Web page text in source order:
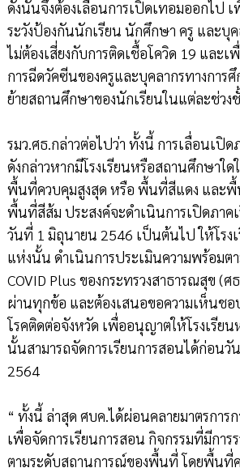
ดังนั้นจึงต้องเลื่อนการเปิดเทอมออกไป
ระวังป้องกันนักเรียน นักศึกษา ครู และบุ
ไม่ต้องเสี่ยงกับการติดเชื้อโควิด 19 และเ
การฉีดวัคซีนของครูและบุคลากรทางการ
ย้ายสถานศึกษาของนักเรียนในแต่ละช่วง
รมว.ศธ.กล่าวต่อไปว่า ทั้งนี้ การเลื่อนเปิ
ดังกล่าวหากมีโรงเรียนหรือสถานศึกษาใ
พื้นที่ควบคุมสูงสุด หรือ พื้นที่สีแดง และ
พื้นที่สีส้ม ประสงค์จะดำเนินการเปิดภาค
วันที่ 1 มิถุนายน 2546 เป็นต้นไป ให้โรง
แห่งนั้น ดำเนินการประเมินความพร้อมต
COVID Plus ของกระทรวงสาธารณสุข (
ผ่านทุกข้อ และต้องเสนอขอความเห็นชอ
โรคติดต่อจังหวัด เพื่ออนุญาตให้โรงเรีย
นั้นสามารถจัดการเรียนการสอนได้ก่อน
2564
“ ทั้งนี้ ล่าสุด ศบค.ได้ผ่อนคลายมาตรการ
เพื่อจัดการเรียนการสอน กิจกรรมที่มีการ
ตามระดับสถานการณ์ของพื้นที่ โดยพื้นที่